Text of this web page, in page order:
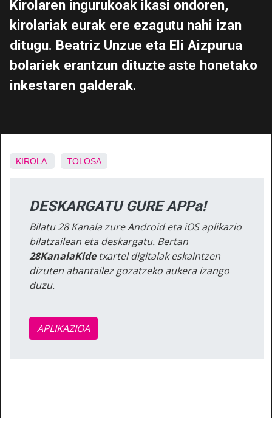
Kirolaren ingurukoak ikasi ondoren,
kirolariak eurak ere ezagutu nahi izan
ditugu. Beatriz Unzue eta Eli Aizpurua
bolariek erantzun dituzte aste honetako
inkestaren galderak.
KIROLA TOLOSA
DESKARGATU GURE APPa!
Bilatu 28 Kanala zure Android eta iOS aplikazio
bilatzailean eta deskargatu. Bertan
28KanalaKidetxartel digitalak eskaintzen
dizuten abantailez gozatzeko aukera izango
duzu.
APLIKAZIOA